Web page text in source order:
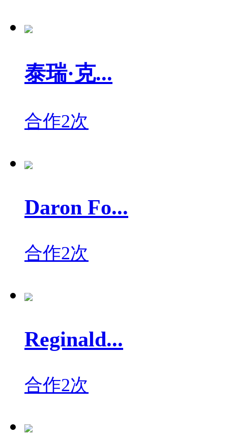
泰瑞·克...
合作2次
Daron Fo...
合作2次
Reginald...
合作2次